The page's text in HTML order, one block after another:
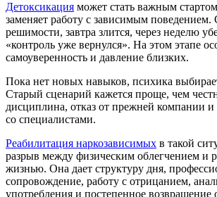
Детоксикация может стать важным
заменяет работу с зависимым поведением.
решимости, завтра злится, через неделю
«контроль уже вернулся». На этом этапе
самоуверенность и давление близких.
Пока нет новых навыков, психика
Старый сценарий кажется проще, чем
дисциплина, отказ от прежней компании и
со специалистами.
Реабилитация наркозависимых в такой
разрыв между физическим облегчением и
жизнью. Она дает структуру дня,
сопровождение, работу с отрицанием,
употребления и постепенное возвращение